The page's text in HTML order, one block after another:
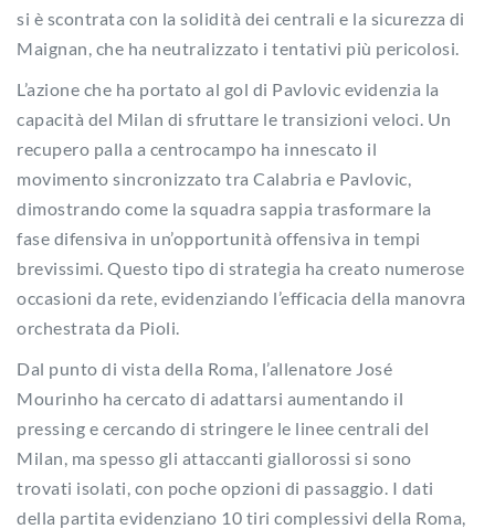
si è scontrata con la solidità dei centrali e la sicurezza di
Maignan, che ha neutralizzato i tentativi più pericolosi.
L’azione che ha portato al gol di Pavlovic evidenzia la
capacità del Milan di sfruttare le transizioni veloci. Un
recupero palla a centrocampo ha innescato il
movimento sincronizzato tra Calabria e Pavlovic,
dimostrando come la squadra sappia trasformare la
fase difensiva in un’opportunità offensiva in tempi
brevissimi. Questo tipo di strategia ha creato numerose
occasioni da rete, evidenziando l’efficacia della manovra
orchestrata da Pioli.
Dal punto di vista della Roma, l’allenatore José
Mourinho ha cercato di adattarsi aumentando il
pressing e cercando di stringere le linee centrali del
Milan, ma spesso gli attaccanti giallorossi si sono
trovati isolati, con poche opzioni di passaggio. I dati
della partita evidenziano 10 tiri complessivi della Roma,